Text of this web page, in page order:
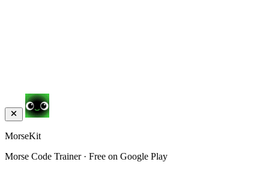
MorseKit
Morse Code Trainer · Free on Google Play